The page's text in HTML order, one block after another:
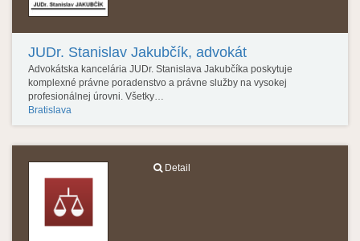
JUDr. Stanislav Jakubčík, advokát
Advokátska kancelária JUDr. Stanislava Jakubčíka poskytuje
komplexné právne poradenstvo a právne služby na vysokej
profesionálnej úrovni. Všetky…
Bratislava
Detail